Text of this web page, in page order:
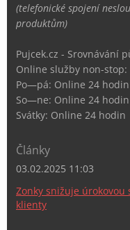
(telefonické spojení
produktům)
Pujcek.cz - Srovnávání
Online služby non-stop:
Po—pá: Online 24 hodin
So—ne: Online 24 hodin
Svátky: Online 24 hodin
Články
03.02.2025 11:03
Zonky snižuje
klienty